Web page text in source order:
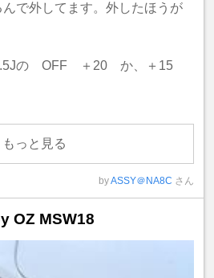
で外してます。外したほうが
6.5Jの OFF ＋20 か、＋15
もっと見る
byASSY＠NA8C さん
OZ MSW18